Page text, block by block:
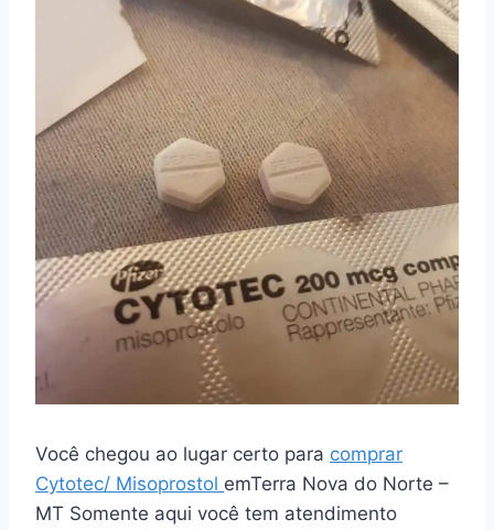
Você chegou ao lugar certo para comprar
Cytotec/ Misoprostol emTerra Nova do Norte –
MT Somente aqui você tem atendimento